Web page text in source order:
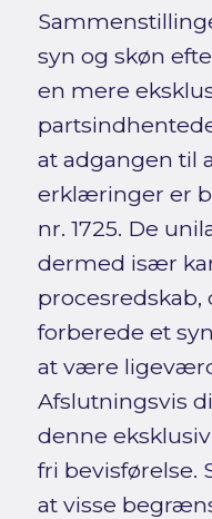
syn og skøn
en mere
at adgangen til
erklæringer er
nr. 1725. De
dermed især
procesredskab,
forberede et
at være
Afslutningsvis
denne
fri bevisførelse.
at visse